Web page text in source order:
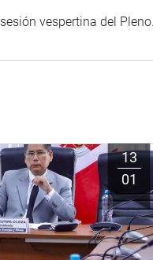
vespertina del
13
01